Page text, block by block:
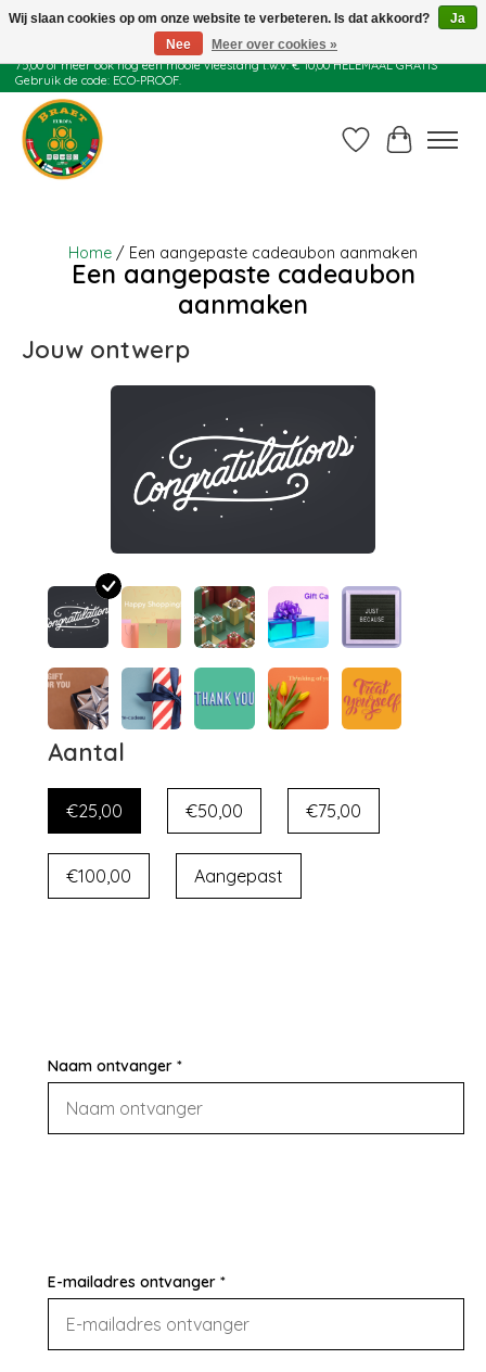
Juli actie: 10% korting op alle ECO-PROOF pannen en bij een bestelling van €
75,00 of meer ook nog een mooie vleestang t.w.v. € 10,00 HELEMAAL GRATIS
Gebruik de code: ECO-PROOF.
Verlanglijst
Home / Een aangepaste cadeaubon aanmaken
Een aangepaste cadeaubon
aanmaken
Jouw ontwerp
Aantal
€25,00 €50,00 €75,00
€100,00 Aangepast
Naam ontvanger *
E-mailadres ontvanger *
Wij slaan cookies op om onze website te verbeteren. Is dat akkoord?
Ja
Nee
Meer over cookies »